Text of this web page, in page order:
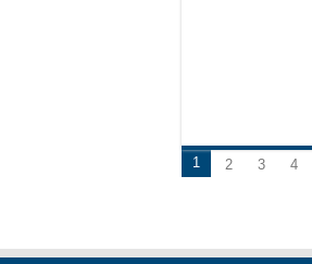
1 2 3 4